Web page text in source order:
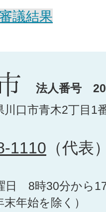
議結果
法人番号
口市青木2丁目1
1110 （代表
日 8時30分から
末年始を除く）